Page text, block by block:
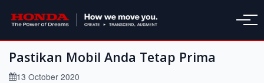
Pastikan Mobil Anda Tetap Prima
13 October 2020